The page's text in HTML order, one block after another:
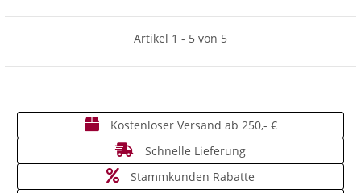
Artikel 1 - 5 von 5
Kostenloser Versand ab 250,- €
Schnelle Lieferung
Stammkunden Rabatte